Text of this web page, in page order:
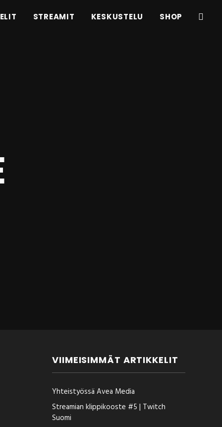
STREAMIT KESKUSTELU SHOP
VIIMEISIMMÄT ARTIKKELIT
Yhteistyössä Avea Media
Streamian klippikooste #5 | Twitch
Suomi